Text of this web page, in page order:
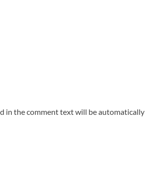
in the comment text will be automatically